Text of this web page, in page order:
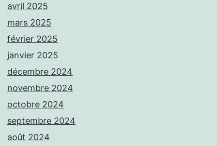
avril 2025
mars 2025
février 2025
janvier 2025
décembre 2024
novembre 2024
octobre 2024
septembre 2024
août 2024